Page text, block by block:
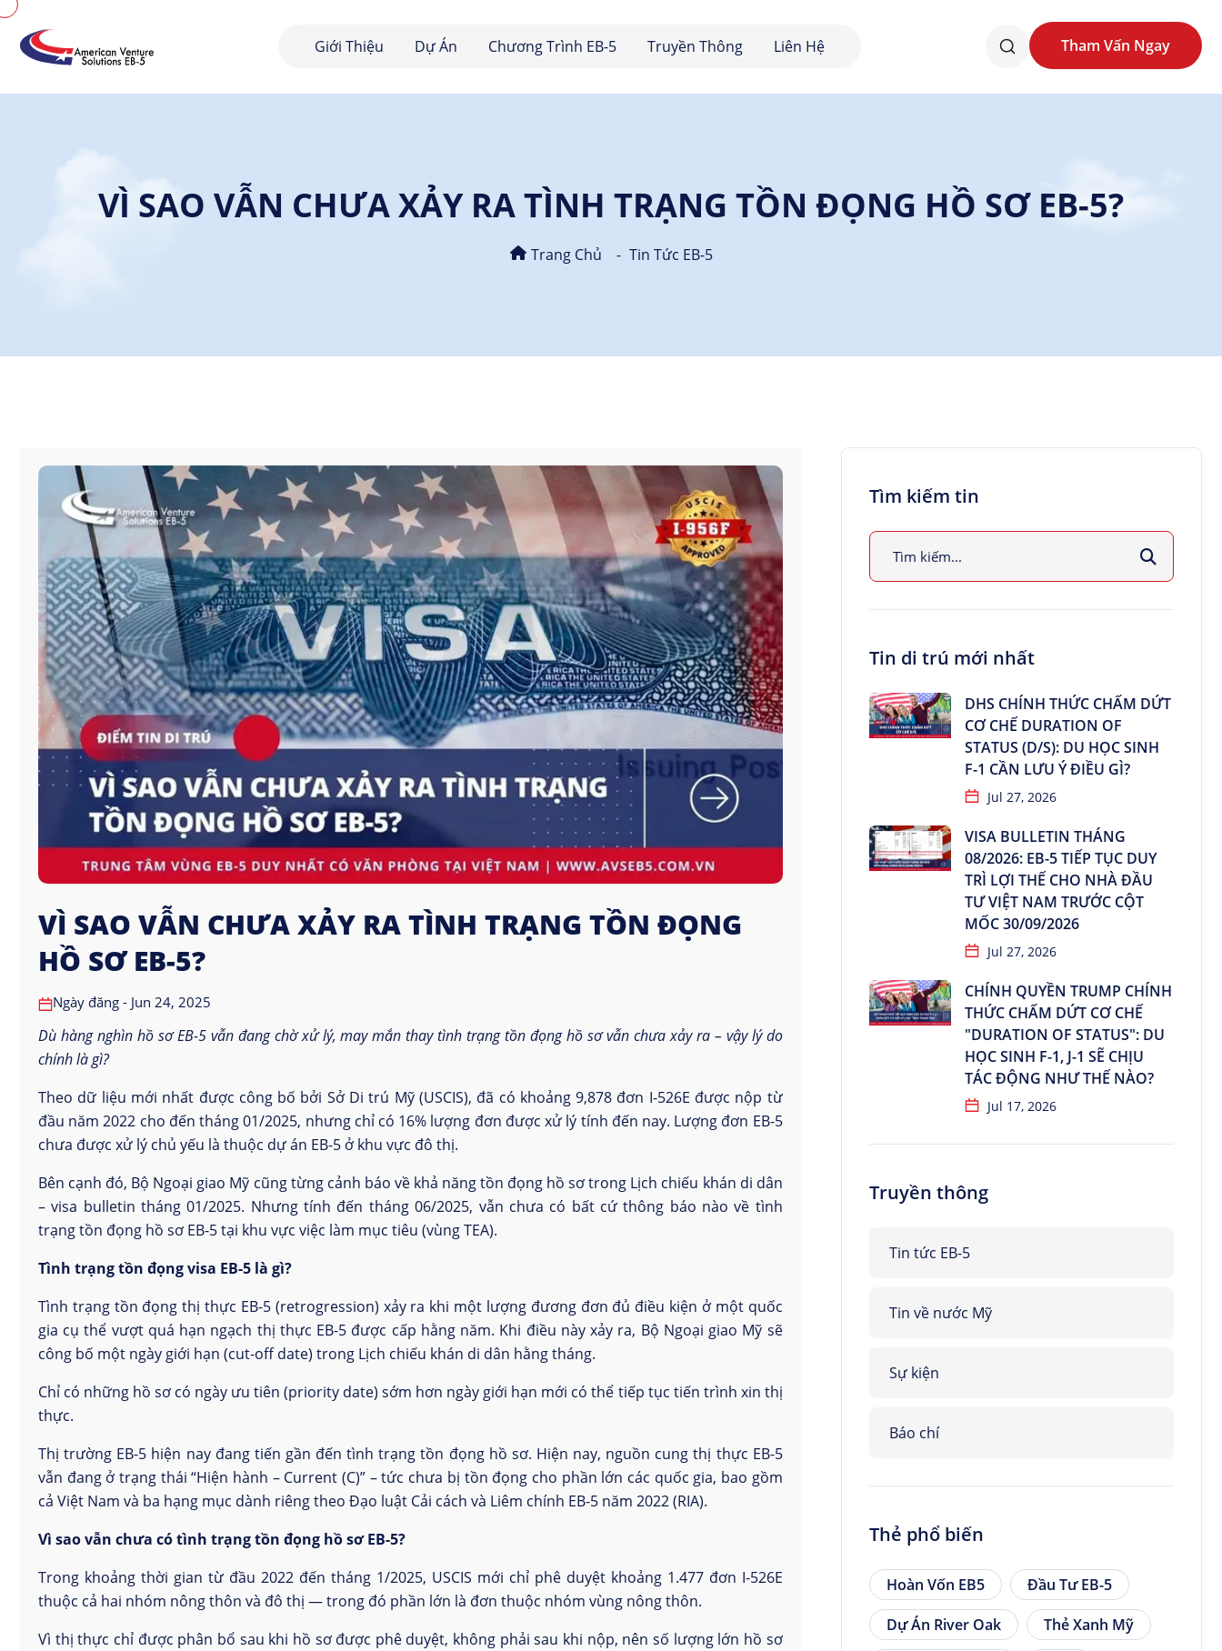
Giới Thiệu Dự Án Chương Trình EB-5 Truyền Thông Liên Hệ
Tham Vấn Ngay
Tham Vấn Ngay
VÌ SAO VẪN CHƯA XẢY RA TÌNH TRẠNG TỒN ĐỌNG HỒ SƠ EB-5?
Trang Chủ Tin Tức EB-5
VÌ SAO VẪN CHƯA XẢY RA TÌNH TRẠNG TỒN ĐỌNG
HỒ SƠ EB-5?
Ngày đăng - Jun 24, 2025
Dù hàng nghìn hồ sơ EB-5 vẫn đang chờ xử lý, may mắn thay tình trạng tồn đọng hồ sơ vẫn chưa xảy ra – vậy lý do
chính là gì?
Theo dữ liệu mới nhất được công bố bởi Sở Di trú Mỹ (USCIS), đã có khoảng 9,878 đơn I-526E được nộp từ
đầu năm 2022 cho đến tháng 01/2025, nhưng chỉ có 16% lượng đơn được xử lý tính đến nay. Lượng đơn EB-5
chưa được xử lý chủ yếu là thuộc dự án EB-5 ở khu vực đô thị.
Bên cạnh đó, Bộ Ngoại giao Mỹ cũng từng cảnh báo về khả năng tồn đọng hồ sơ trong Lịch chiếu khán di dân
– visa bulletin tháng 01/2025. Nhưng tính đến tháng 06/2025, vẫn chưa có bất cứ thông báo nào về tình
trạng tồn đọng hồ sơ EB-5 tại khu vực việc làm mục tiêu (vùng TEA).
Tình trạng tồn đọng visa EB-5 là gì?
Tình trạng tồn đọng thị thực EB-5 (retrogression) xảy ra khi một lượng đương đơn đủ điều kiện ở một quốc
gia cụ thể vượt quá hạn ngạch thị thực EB-5 được cấp hằng năm. Khi điều này xảy ra, Bộ Ngoại giao Mỹ sẽ
công bố một ngày giới hạn (cut-off date) trong Lịch chiếu khán di dân hằng tháng.
Chỉ có những hồ sơ có ngày ưu tiên (priority date) sớm hơn ngày giới hạn mới có thể tiếp tục tiến trình xin thị
thực.
Thị trường EB-5 hiện nay đang tiến gần đến tình trạng tồn đọng hồ sơ. Hiện nay, nguồn cung thị thực EB-5
vẫn đang ở trạng thái “Hiện hành – Current (C)” – tức chưa bị tồn đọng cho phần lớn các quốc gia, bao gồm
cả Việt Nam và ba hạng mục dành riêng theo Đạo luật Cải cách và Liêm chính EB-5 năm 2022 (RIA).
Vì sao vẫn chưa có tình trạng tồn đọng hồ sơ EB-5?
Trong khoảng thời gian từ đầu 2022 đến tháng 1/2025, USCIS mới chỉ phê duyệt khoảng 1.477 đơn I-526E
thuộc cả hai nhóm nông thôn và đô thị — trong đó phần lớn là đơn thuộc nhóm vùng nông thôn.
Vì thị thực chỉ được phân bổ sau khi hồ sơ được phê duyệt, không phải sau khi nộp, nên số lượng lớn hồ sơ
Tìm kiếm tin
Tin di trú mới nhất
DHS CHÍNH THỨC CHẤM DỨT
CƠ CHẾ DURATION OF
STATUS (D/S): DU HỌC SINH
F-1 CẦN LƯU Ý ĐIỀU GÌ?
Jul 27, 2026
VISA BULLETIN THÁNG
08/2026: EB-5 TIẾP TỤC DUY
TRÌ LỢI THẾ CHO NHÀ ĐẦU
TƯ VIỆT NAM TRƯỚC CỘT
MỐC 30/09/2026
Jul 27, 2026
CHÍNH QUYỀN TRUMP CHÍNH
THỨC CHẤM DỨT CƠ CHẾ
"DURATION OF STATUS": DU
HỌC SINH F-1, J-1 SẼ CHỊU
TÁC ĐỘNG NHƯ THẾ NÀO?
Jul 17, 2026
Truyền thông
Tin tức EB-5
Tin về nước Mỹ
Sự kiện
Báo chí
Thẻ phổ biến
Hoàn Vốn EB5
Đầu Tư EB-5
Dự Án River Oak
Thẻ Xanh Mỹ